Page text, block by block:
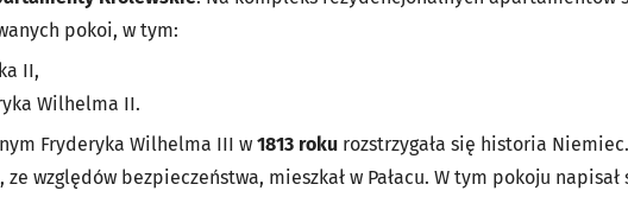
pokoi, w tym:
II,
Wilhelma II.
Fryderyka Wilhelma III w 1813 roku rozstrzygała się historia
względów bezpieczeństwa, mieszkał w Pałacu. W tym pokoju napisał